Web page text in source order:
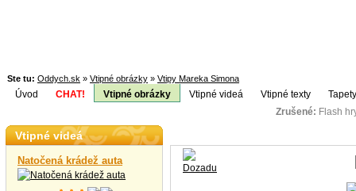
Ste tu: Oddych.sk » Vtipné obrázky » Vtipy Mareka Simona
Úvod CHAT! Vtipné obrázky Vtipné videá Vtipné texty
Zrušené: Flash
Vtipné videá
Natočená krádež auta